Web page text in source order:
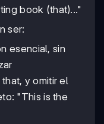
book (that)..."
ser:
esencial, sin
y omitir el
"This is the